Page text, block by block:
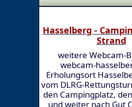
Hasselberg -
Strand
weitere Webcam-
webcam-
Erholungsort
vom DLRG-
den Campingplatz,
und weiter nach Gut